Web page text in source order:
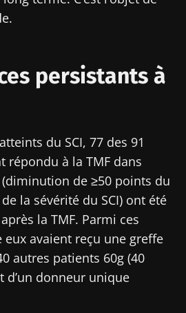
persistants à
du SCI, 77 des 91
répondu à la TMF dans
(diminution de ≥50 points du
la sévérité du SCI) ont été
la TMF. Parmi ces
eux avaient reçu une greffe
autres patients 60g (40
d’un donneur unique